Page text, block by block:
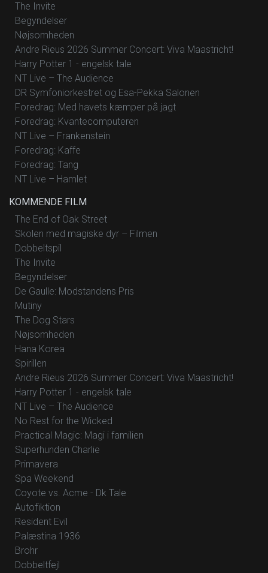
The Invite
Begyndelser
Nøjsomheden
Andre Rieus 2026 Summer Concert: Viva Maastricht!
Harry Potter 1 - engelsk tale
NT Live – The Audience
DR Symfoniorkestret og Esa-Pekka Salonen
Foredrag: Med havets kæmper på jagt
Foredrag: Kvantecomputeren
NT Live – Frankenstein
Foredrag: Kaffe
Foredrag: Tang
NT Live – Hamlet
KOMMENDE FILM
The End of Oak Street
Skolen med magiske dyr – Filmen
Dobbeltspil
The Invite
Begyndelser
De Gaulle: Modstandens Pris
Mutiny
The Dog Stars
Nøjsomheden
Hana Korea
Spirillen
Andre Rieus 2026 Summer Concert: Viva Maastricht!
Harry Potter 1 - engelsk tale
NT Live – The Audience
No Rest for the Wicked
Practical Magic: Magi i familien
Superhunden Charlie
Primavera
Spa Weekend
Coyote vs. Acme - Dk Tale
Autofiktion
Resident Evil
Palæstina 1936
Brohr
Dobbeltfejl